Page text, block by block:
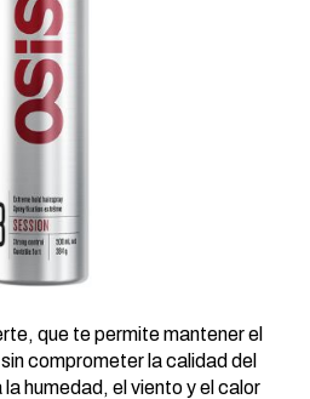
que te permite mantener el
comprometer la calidad del
humedad, el viento y el calor